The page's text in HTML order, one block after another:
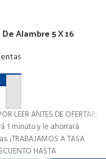
Alambre 5 X 16
AL CARRITO
LEER ANTES DE OFERTAR,
1 minuto y le ahorrará
¡TRABAJAMOS A TASA
HASTA